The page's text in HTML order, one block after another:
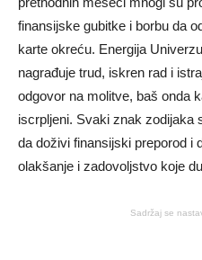
finansijske gubitke i borbu da
karte okreću. Energija
nagrađuje trud, iskren rad i
odgovor na molitve, baš onda
iscrpljeni. Svaki znak zodijaka
da doživi finansijski preporod i
olakšanje i zadovoljstvo koje
Sadržaj se